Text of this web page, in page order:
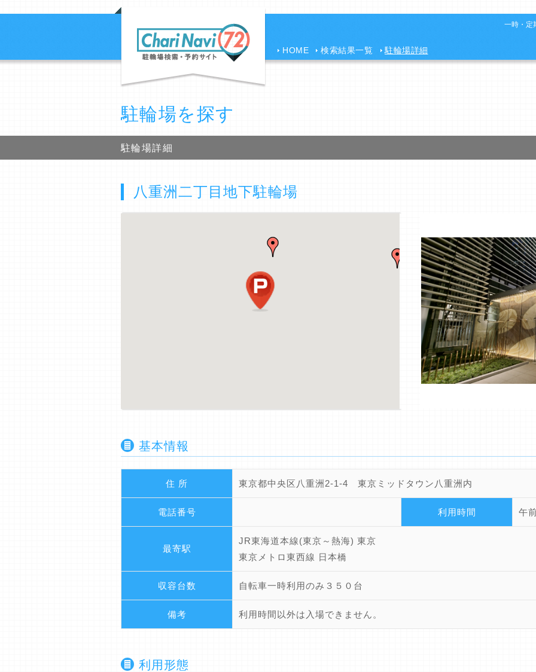
一時・定
HOME 検索結果一覧 駐輪場詳細
駐輪場を探す
駐輪場詳細
八重洲二丁目地下駐輪場
基本情報
住 所 東京都中央区八重洲2-1-4 東京ミッドタウン八重洲内
電話番号 利用時間 午
最寄駅
JR東海道本線(東京～熱海) 東京
東京メトロ東西線 日本橋
収容台数 自転車一時利用のみ３５０台
備考 利用時間以外は入場できません。
利用形態